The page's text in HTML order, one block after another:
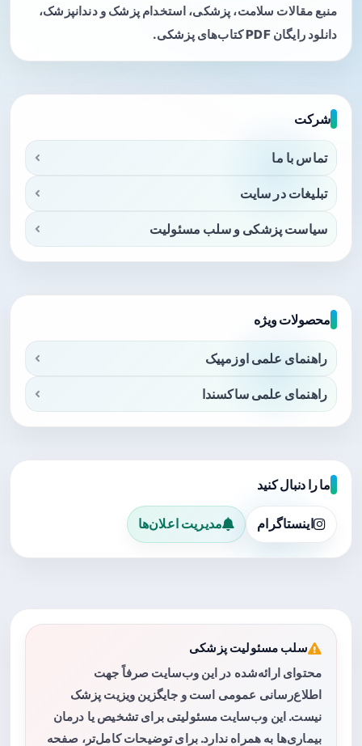
منبع مقالات سلامت، پزشکی، استخدام پزشک و دندانپزشک،
دانلود رایگان PDF کتاب‌های پزشکی.
شرکت
تماس با ما
تبلیغات در سایت
سیاست پزشکی و سلب مسئولیت
محصولات ویژه
راهنمای علمی اوزمپیک
راهنمای علمی ساکسندا
ما را دنبال کنید
اینستاگرام مدیریت اعلان‌ها
سلب مسئولیت پزشکی
محتوای ارائه‌شده در این وب‌سایت صرفاً جهت
اطلاع‌رسانی عمومی است و جایگزین ویزیت پزشک
نیست. این وب‌سایت مسئولیتی برای تشخیص یا درمان
بیماری‌ها به همراه ندارد. برای توضیحات کامل‌تر، صفحه